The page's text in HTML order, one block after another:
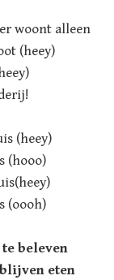
woont alleen
(heey)
(heey)
(hooo)
(oooh)
beleven
eten